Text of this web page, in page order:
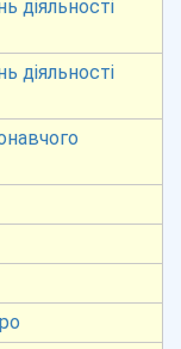
діяльності
діяльності